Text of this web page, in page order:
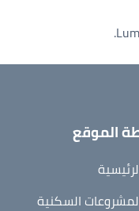
الموقع
السكنية